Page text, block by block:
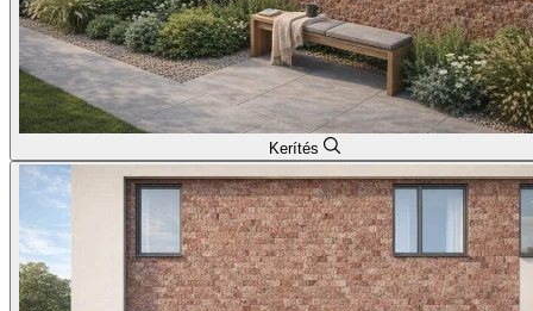
Kerítés